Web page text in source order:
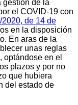
gestión de la
el COVID-19 con
de 14 de
en la disposición
En aras de la
unas reglas
optándose en el
plazos y por no
que hubiera
del estado de